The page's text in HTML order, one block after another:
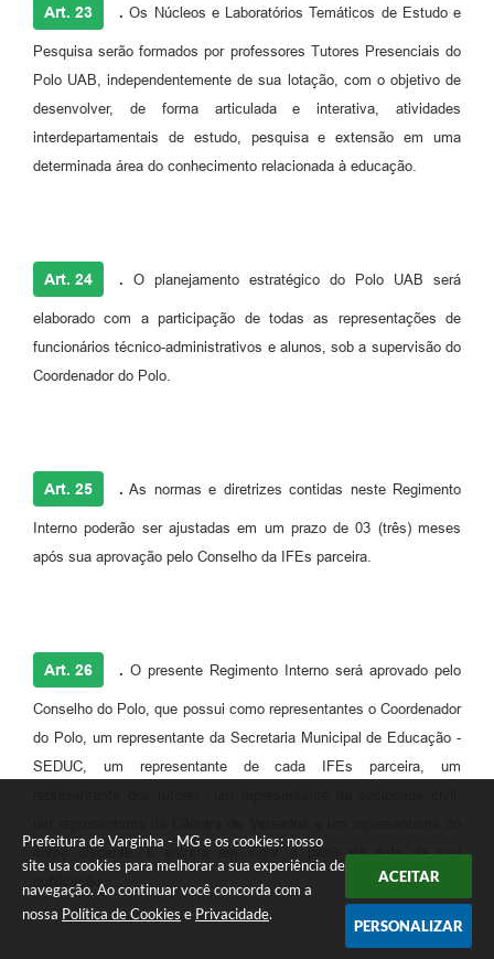
Prefeitura de Varginha - MG e os cookies: nosso
site usa cookies para melhorar a sua experiência de
navegação. Ao continuar você concorda com a
nossa Política de Cookies e Privacidade.
ACEITAR
PERSONALIZAR
Art. 23 . Os Núcleos e Laboratórios Temáticos de Estudo e
Pesquisa serão formados por professores Tutores Presenciais do
Polo UAB, independentemente de sua lotação, com o objetivo de
desenvolver, de forma articulada e interativa, atividades
interdepartamentais de estudo, pesquisa e extensão em uma
determinada área do conhecimento relacionada à educação.
Art. 24 . O planejamento estratégico do Polo UAB será
elaborado com a participação de todas as representações de
funcionários técnico-administrativos e alunos, sob a supervisão do
Coordenador do Polo.
Art. 25 . As normas e diretrizes contidas neste Regimento
Interno poderão ser ajustadas em um prazo de 03 (três) meses
após sua aprovação pelo Conselho da IFEs parceira.
Art. 26 . O presente Regimento Interno será aprovado pelo
Conselho do Polo, que possui como representantes o Coordenador
do Polo, um representante da Secretaria Municipal de Educação -
SEDUC, um representante de cada IFEs parceira, um
corpo discente, e entrará em vigor a partir da data de sua
publicação.